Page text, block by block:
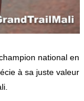
national en
à sa juste valeur